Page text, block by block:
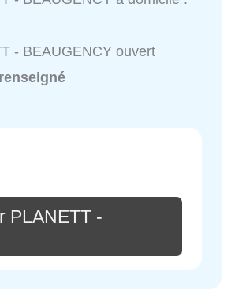
- BEAUGENCY ouvert
PLANETT -